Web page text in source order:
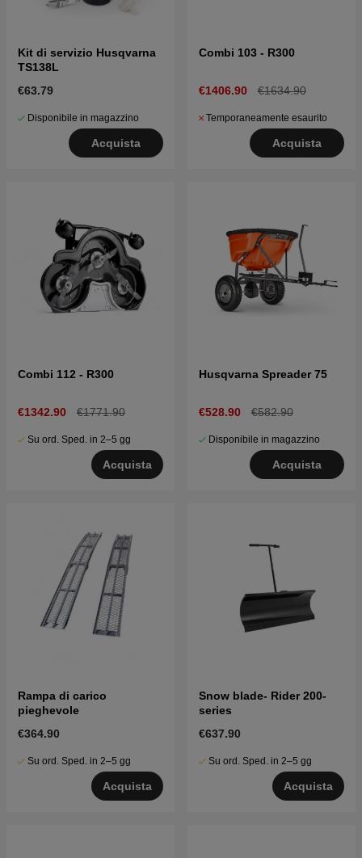
Kit di servizio Husqvarna
TS138L
€63.79
Disponibile in magazzino
Acquista
Combi 103 - R300
€1406.90 €1634.90
Temporaneamente esaurito
Acquista
Combi 112 - R300
€1342.90 €1771.90
Su ord. Sped. in 2–5 gg
Acquista
Husqvarna Spreader 75
€528.90 €582.90
Disponibile in magazzino
Acquista
Rampa di carico
pieghevole
€364.90
Su ord. Sped. in 2–5 gg
Acquista
Snow blade- Rider 200-
series
€637.90
Su ord. Sped. in 2–5 gg
Acquista